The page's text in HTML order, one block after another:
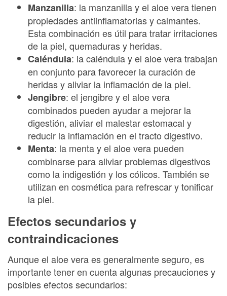
Manzanilla: la manzanilla y el aloe vera tienen
propiedades antiinflamatorias y calmantes.
Esta combinación es útil para tratar irritaciones
de la piel, quemaduras y heridas.
Caléndula: la caléndula y el aloe vera trabajan
en conjunto para favorecer la curación de
heridas y aliviar la inflamación de la piel.
Jengibre: el jengibre y el aloe vera
combinados pueden ayudar a mejorar la
digestión, aliviar el malestar estomacal y
reducir la inflamación en el tracto digestivo.
Menta: la menta y el aloe vera pueden
combinarse para aliviar problemas digestivos
como la indigestión y los cólicos. También se
utilizan en cosmética para refrescar y tonificar
la piel.
Efectos secundarios y
contraindicaciones
Aunque el aloe vera es generalmente seguro, es
importante tener en cuenta algunas precauciones y
posibles efectos secundarios: